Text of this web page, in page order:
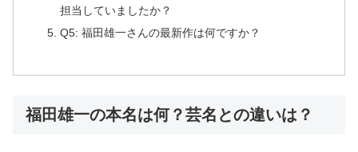
担当していましたか？
Q5: 福田雄一さんの最新作は何ですか？
福田雄一の本名は何？芸名との違いは？